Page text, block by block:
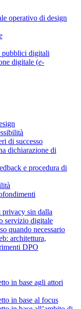
operativo di design
pubblici digitali
digitale (e-
di successo
dichiarazione di
e procedura di
privacy sin dalla
servizio digitale
quando necessario
architettura,
DPO
in base agli attori
in base al focus